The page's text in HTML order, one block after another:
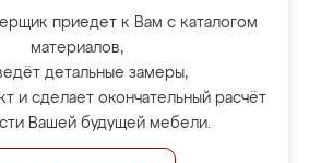
приедет к Вам с каталогом
материалов,
детальные замеры,
и сделает окончательный расчёт
Вашей будущей мебели.